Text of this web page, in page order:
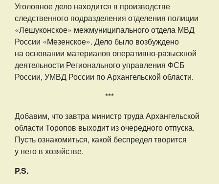
Уголовное дело находится в производстве
следственного подразделения отделения полиции
«Лешуконское» межмуниципального отдела МВД
России «Мезенское». Дело было возбуждено
на основании материалов оперативно-разыскной
деятельности Регионального управления ФСБ
России, УМВД России по Архангельской области.
***
Добавим, что завтра министр труда Архангельской
области Торопов выходит из очередного отпуска.
Пусть ознакомиться, какой беспредел творится
у него в хозяйстве.
P.S.